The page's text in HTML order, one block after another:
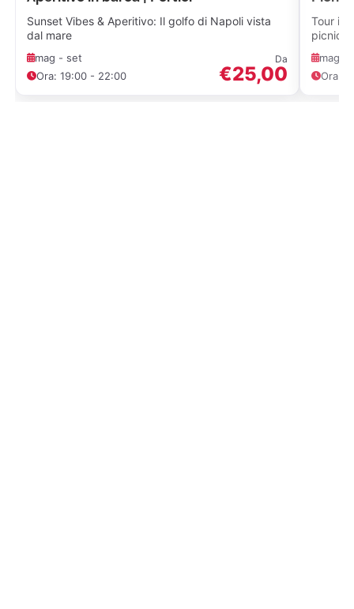
Sunset Vibes & Aperitivo: Il golfo di Napoli vista
dal mare
mag - set
Ora: 19:00 - 22:00
Da
€25,00
Tour in
picnic
mag -
Ora: